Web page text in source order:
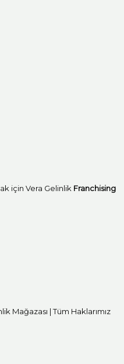
için Vera Gelinlik Franchising
Mağazası | Tüm Haklarımız